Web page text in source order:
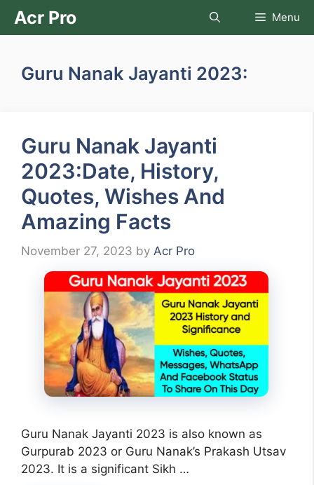
SkipAcr Pro Menu
Guru Nanak Jayanti 2023:
Guru Nanak Jayanti
2023:Date, History,
Quotes, Wishes And
Amazing Facts
November 27, 2023 by Acr Pro
Guru Nanak Jayanti 2023 is also known as
Gurpurab 2023 or Guru Nanak’s Prakash Utsav
2023. It is a significant Sikh …